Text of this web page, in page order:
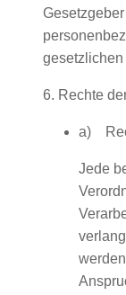
gesetzlichen
6. Rechte
a)
Jede